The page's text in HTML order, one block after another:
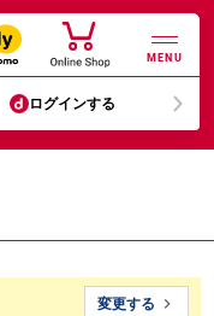
MENU
ログインする
変更する 